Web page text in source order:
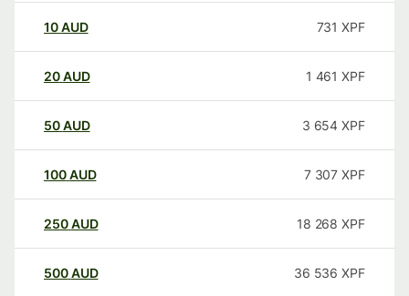
10AUD 731 XPF
20AUD 1 461 XPF
50AUD 3 654 XPF
100AUD 7 307 XPF
250AUD 18 268 XPF
500AUD 36 536 XPF